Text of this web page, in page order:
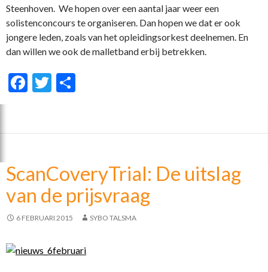
Steenhoven. We hopen over een aantal jaar weer een
solistenconcours te organiseren. Dan hopen we dat er ook
jongere leden, zoals van het opleidingsorkest deelnemen. En
dan willen we ook de malletband erbij betrekken.
F
b
o
k
T
er n
ScanCoveryTrial: De uitslag
van de prijsvraag
6 FEBRUARI 2015 SYBO TALSMA